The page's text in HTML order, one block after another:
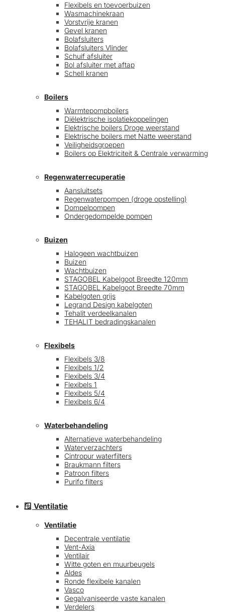
Flexibels en toevoerbuizen
Wasmachinekraan
Vorstvrije kranen
Gevel kranen
Bolafsluiters
Bolafsluiters Vlinder
Schuif afsluiter
Bol afsluiter met aftap
Schell kranen
Boilers
Warmtepompboilers
Diëlektrische isolatiekoppelingen
Elektrische boilers Droge weerstand
Elektrische boilers met Natte weerstand
Veiligheidsgroepen
Boilers op Elektriciteit & Centrale verwarming
Regenwaterrecuperatie
Aansluitsets
Regenwaterpompen (droge opstelling)
Dompelpompen
Ondergedompelde pompen
Buizen
Halogeen wachtbuizen
Buizen
Wachtbuizen
STAGOBEL Kabelgoot Breedte 120mm
STAGOBEL Kabelgoot Breedte 70mm
Kabelgoten grijs
Legrand Design kabelgoten
Tehalit verdeelkanalen
TEHALIT bedradingskanalen
Flexibels
Flexibels 3/8
Flexibels 1/2
Flexibels 3/4
Flexibels 1
Flexibels 5/4
Flexibels 6/4
Waterbehandeling
Alternatieve waterbehandeling
Waterverzachters
Cintropur waterfilters
Braukmann filters
Patroon filters
Purifo filters
🪟 Ventilatie
Ventilatie
Decentrale ventilatie
Vent-Axia
Ventilair
Witte goten en muurbeugels
Aldes
Ronde flexibele kanalen
Vasco
Gegalvaniseerde vaste kanalen
Verdelers